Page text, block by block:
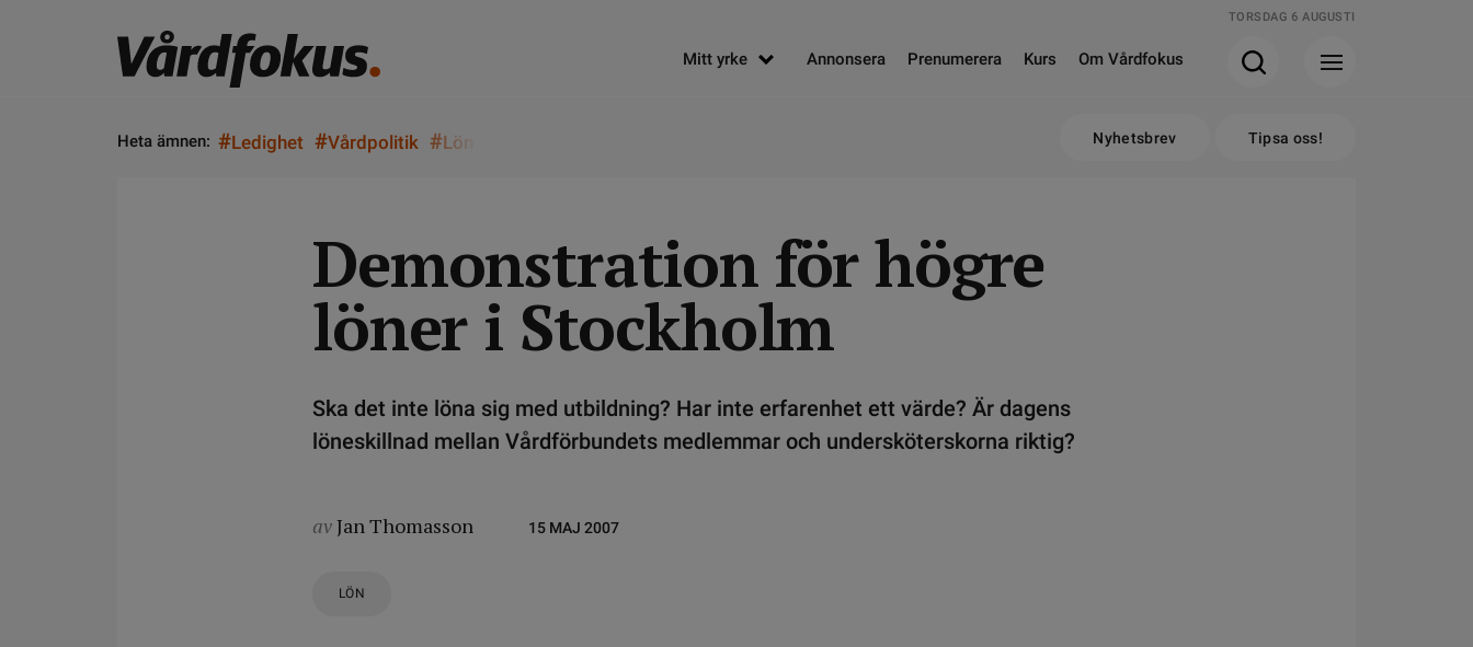
TORSDAG 6 AUGUSTI
Mitt yrke Annonsera Prenumerera Kurs Om Vårdfokus
Heta ämnen: #Ledighet #Vårdpolitik #Lön Nyhetsbrev Tipsa oss!
Demonstration för högre
löner i Stockholm
Ska det inte löna sig med utbildning? Har inte erfarenhet ett värde? Är dagens
löneskillnad mellan Vårdförbundets medlemmar och undersköterskorna riktig?
avJan Thomasson 15 MAJ 2007
LÖN